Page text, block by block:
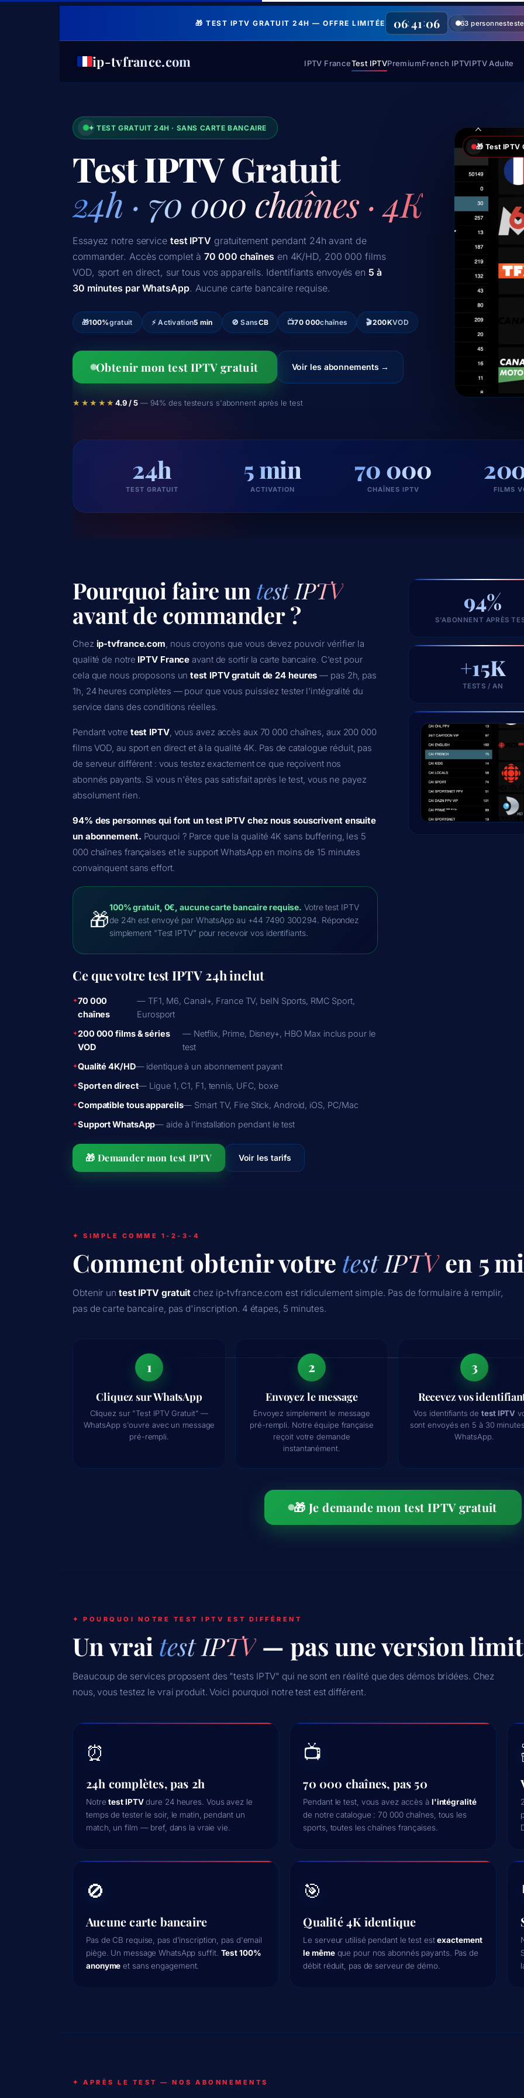
🎁 TEST IPTV GRATUIT 24H — OFFRE LIMITÉE 06:41 :05 63 personnes
ip-tvfrance.com IPTV FranceTest IPTVPremiumFrench IPTVIPTV Adulte
✦ TEST GRATUIT 24H · SANS CARTE BANCAIRE
Test IPTVGratuit
24h · 70 000 chaînes · 4K
Essayez notre service test IPTV gratuitement pendant 24h avant de
commander. Accès complet à70 000 chaînes en 4K/HD, 200 000 films
VOD, sport en direct, sur tous vos appareils. Identifiants envoyés en 5 à
30 minutes par WhatsApp. Aucune carte bancaire requise.
🎁100%gratuit ⚡ Activation5 min 🚫 SansCB 📺70 000chaînes 🎬200KVOD
Obtenir mon test IPTV gratuit Voir les abonnements →
★★★★★ 4.9 / 5— 94% des testeurs s'abonnent après le test
🎁 Test IPTV
24h
TEST GRATUIT
5 min
ACTIVATION
70 000
CHAÎNES IPTV FILMS
Pourquoi faire un test IPTV
avant de commander ?
Chez ip-tvfrance.com , nous croyons que vous devez pouvoir vérifier la
qualité de notre IPTV France avant de sortir la carte bancaire. C'est pour
cela que nous proposons untest IPTV gratuit de 24 heures — pas 2h, pas
1h, 24 heures complètes — pour que vous puissiez tester l'intégralité du
service dans des conditions réelles.
Pendant votre test IPTV, vous avez accès aux 70 000 chaînes, aux 200 000
films VOD, au sport en direct et à la qualité 4K. Pas de catalogue réduit, pas
de serveur différent : vous testez exactement ce que reçoivent nos
abonnés payants. Si vous n'êtes pas satisfait après le test, vous ne payez
absolument rien.
94% des personnes qui font un test IPTV chez nous souscrivent ensuite
un abonnement. Pourquoi ? Parce que la qualité 4K sans buffering, les 5
000 chaînes françaises et le support WhatsApp en moins de 15 minutes
convainquent sans effort.
🎁
100% gratuit, 0€, aucune carte bancaire requise. Votre test IPTV
de 24h est envoyé par WhatsApp au +44 7490 300294. Répondez
simplement "Test IPTV" pour recevoir vos identifiants.
Ce que votretest IPTV24h inclut
70 000
chaînes
— TF1, M6, Canal+, France TV, beIN Sports, RMC Sport,
Eurosport
200 000 films & séries
VOD
— Netflix, Prime, Disney+, HBO Max inclus pour le
test
Qualité 4K/HD— identique à un abonnement payant
Sport en direct— Ligue 1, C1, F1, tennis, UFC, boxe
Compatible tous appareils— Smart TV, Fire Stick, Android, iOS, PC/Mac
Support WhatsApp— aide à l'installation pendant le test
🎁 Demander mon test IPTV Voir les tarifs
94%
S'ABONNENT APRÈS
+15K
TESTS / AN
✦ SIMPLE COMME 1-2-3-4
Comment obtenir votre test IPTVen 5
Obtenir un test IPTV gratuit chez ip-tvfrance.com est ridiculement simple. Pas de formulaire à remplir,
pas de carte bancaire, pas d'inscription. 4 étapes, 5 minutes.
1
Cliquez sur WhatsApp
Cliquez sur "Test IPTV Gratuit" —
WhatsApp s'ouvre avec un message
pré-rempli.
2
Envoyez le message
Envoyez simplement le message
pré-rempli. Notre équipe française
reçoit votre demande
instantanément.
3
Recevez vos
Vos identifiants detest IPTV
sont envoyés en 5 à 30
WhatsApp.
🎁 Je demande mon test IPTV gratuit
✦ POURQUOI NOTRE TEST IPTV EST DIFFÉRENT
Un vrai test IPTV — pas une version
Beaucoup de services proposent des "tests IPTV" qui ne sont en réalité que des démos bridées. Chez
nous, vous testez le vrai produit. Voici pourquoi notre test est différent.
⏰
24h complètes, pas 2h
Notretest IPTVdure 24 heures. Vous avez le
temps de tester le soir, le matin, pendant un
match, un film — bref, dans la vraie vie.
📺
70 000 chaînes, pas 50
Pendant le test, vous avez accès à l'intégralité
de notre catalogue : 70 000 chaînes, tous les
sports, toutes les chaînes françaises.
🚫
Aucune carte bancaire
Pas de CB requise, pas d'inscription, pas d'email
piège. Un message WhatsApp suffit. Test 100%
anonyme et sans engagement.
🎯
Qualité 4K identique
Le serveur utilisé pendant le test estexactement
le mêmeque pour nos abonnés payants. Pas de
débit réduit, pas de serveur de démo.
✦ APRÈS LE TEST — NOS ABONNEMENTS